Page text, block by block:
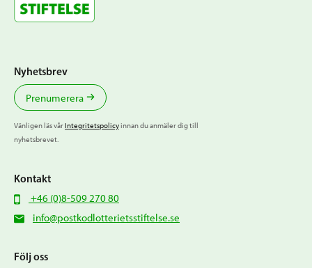
Nyhetsbrev
Prenumerera
Vänligen läs vårIntegritetspolicyinnan du anmäler dig till
nyhetsbrevet.
Kontakt
+46 (0)8-509 270 80
info@postkodlotterietsstiftelse.se
Följ oss